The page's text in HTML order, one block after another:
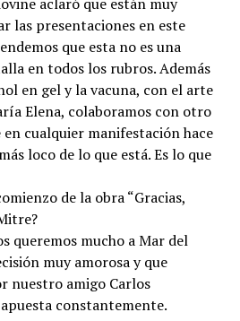
las presentaciones en este
que esta no es una
en todos los rubros. Además
en gel y la vacuna, con el arte
Elena, colaboramos con otro
cualquier manifestación hace
loco de lo que está. Es lo que
de la obra “Gracias,
queremos mucho a Mar del
muy amorosa y que
nuestro amigo Carlos
constantemente.